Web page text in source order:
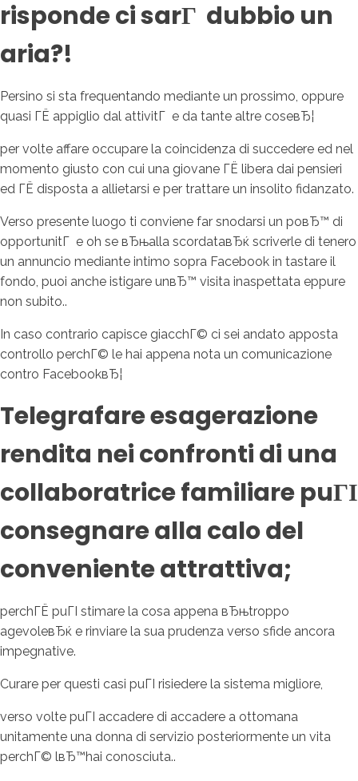
risponde ci sarГ dubbio un
aria?!
Persino si sta frequentando mediante un prossimo, oppure
quasi ГЁ appiglio dal attivitГ e da tante altre coseвЂ¦
per volte affare occupare la coincidenza di succedere ed nel
momento giusto con cui una giovane ГЁ libera dai pensieri
ed ГЁ disposta a allietarsi e per trattare un insolito fidanzato.
Verso presente luogo ti conviene far snodarsi un poвЂ™ di
opportunitГ e oh se вЂњalla scordataвЂќ scriverle di tenero
un annuncio mediante intimo sopra Facebook in tastare il
fondo, puoi anche istigare unвЂ™ visita inaspettata eppure
non subito..
In caso contrario capisce giacchГ© ci sei andato apposta
controllo perchГ© le hai appena nota un comunicazione
contro FacebookвЂ¦
Telegrafare esagerazione
rendita nei confronti di una
collaboratrice familiare puГІ
consegnare alla calo del
conveniente attrattiva;
perchГЁ puГІ stimare la cosa appena вЂњtroppo
agevoleвЂќ e rinviare la sua prudenza verso sfide ancora
impegnative.
Curare per questi casi puГІ risiedere la sistema migliore,
verso volte puГІ accadere di accadere a ottomana
unitamente una donna di servizio posteriormente un vita
perchГ© lвЂ™hai conosciuta..